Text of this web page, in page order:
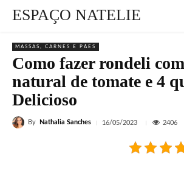
ESPAÇO NATELIE
MASSAS, CARNES E PÃES
Como fazer rondeli
natural de tomate e 4
Delicioso
By Nathalia Sanches 16/05/2023 2406